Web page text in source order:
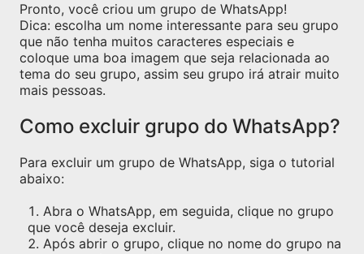
Pronto, você criou um grupo de WhatsApp!
Dica: escolha um nome interessante para seu grupo
que não tenha muitos caracteres especiais e
coloque uma boa imagem que seja relacionada ao
tema do seu grupo, assim seu grupo irá atrair muito
mais pessoas.
Como excluir grupo do WhatsApp?
Para excluir um grupo de WhatsApp, siga o tutorial
abaixo:
Abra o WhatsApp, em seguida, clique no grupo
que você deseja excluir.
Após abrir o grupo, clique no nome do grupo na